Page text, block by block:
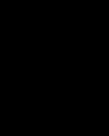
Websites hinweg.